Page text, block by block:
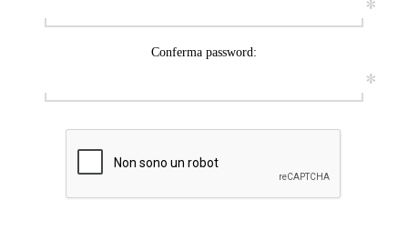
*
Conferma password:
*